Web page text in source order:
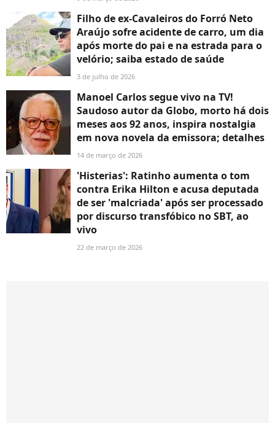
Filho de ex-Cavaleiros do Forró Neto
Araújo sofre acidente de carro, um dia
após morte do pai e na estrada para o
velório; saiba estado de saúde
3 de julho de 2026
Manoel Carlos segue vivo na TV!
Saudoso autor da Globo, morto há dois
meses aos 92 anos, inspira nostalgia
em nova novela da emissora; detalhes
14 de março de 2026
'Histerias': Ratinho aumenta o tom
contra Erika Hilton e acusa deputada
de ser 'malcriada' após ser processado
por discurso transfóbico no SBT, ao
vivo
22 de março de 2026